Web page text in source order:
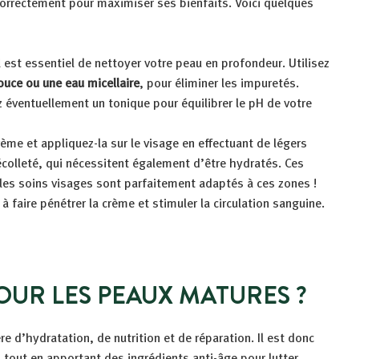
est essentiel de nettoyer votre peau en profondeur. Utilisez
ou une eau micellaire, pour éliminer les impuretés.
un tonique pour équilibrer le pH de votre
et appliquez-la sur le visage en effectuant de légers
qui nécessitent également d’être hydratés. Ces
soins visages sont parfaitement adaptés à ces zones !
faire pénétrer la crème et stimuler la circulation sanguine.
LES PEAUX MATURES ?
d’hydratation, de nutrition et de réparation. Il est donc